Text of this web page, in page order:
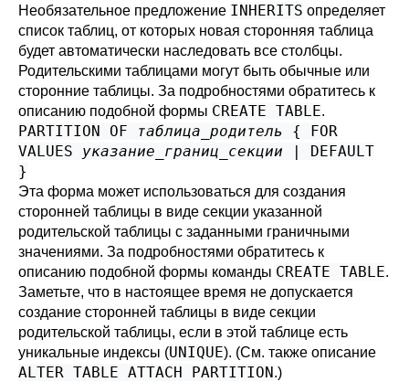
Необязательное предложение INHERITS определяет
список таблиц, от которых новая сторонняя таблица
будет автоматически наследовать все столбцы.
Родительскими таблицами могут быть обычные или
сторонние таблицы. За подробностями обратитесь к
описанию подобной формы CREATE TABLE.
PARTITION OF таблица_родитель { FOR
VALUES указание_границ_секции | DEFAULT
}
Эта форма может использоваться для создания
сторонней таблицы в виде секции указанной
родительской таблицы с заданными граничными
значениями. За подробностями обратитесь к
описанию подобной формы команды CREATE TABLE.
Заметьте, что в настоящее время не допускается
создание сторонней таблицы в виде секции
родительской таблицы, если в этой таблице есть
уникальные индексы (UNIQUE). (См. также описание
ALTER TABLE ATTACH PARTITION.)